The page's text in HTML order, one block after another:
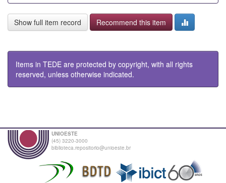
Show full item record Recommend this item
Items in TEDE are protected by copyright, with all rights
reserved, unless otherwise indicated.
UNIOESTE
(45) 3220-3000
biblioteca.repositorio@unioeste.br